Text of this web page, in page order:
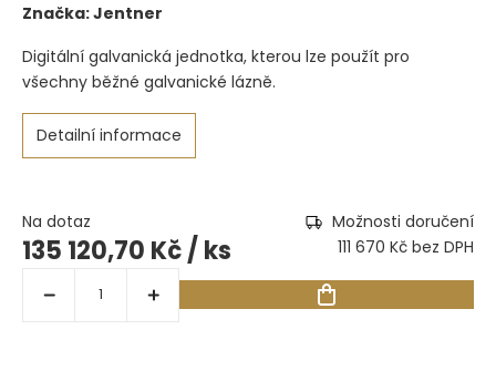
Značka:Jentner
Digitální galvanická jednotka, kterou lze použít pro
všechny běžné galvanické lázně.
Detailní informace
Na dotaz Možnosti doručení
135 120,70 Kč/ ks 111 670 Kč bez DPH